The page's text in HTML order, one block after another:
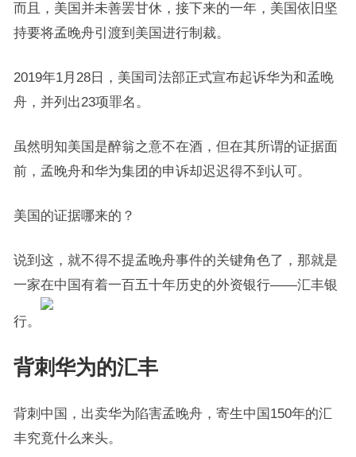
而且，美国并未善罢甘休，接下来的一年，美国依旧坚
持要将孟晚舟引渡到美国进行制裁。
2019年1月28日，美国司法部正式宣布起诉华为和孟晚
舟，并列出23项罪名。
虽然明知美国是醉翁之意不在酒，但在其所谓的证据面
前，孟晚舟和华为集团的申诉却迟迟得不到认可。
美国的证据哪来的？
说到这，就不得不提孟晚舟事件的关键角色了，那就是
一家在中国有着一百五十年历史的外资银行——汇丰银
行。
背刺华为的汇丰
背刺中国，出卖华为陷害孟晚舟，寄生中国150年的汇
丰究竟什么来头。